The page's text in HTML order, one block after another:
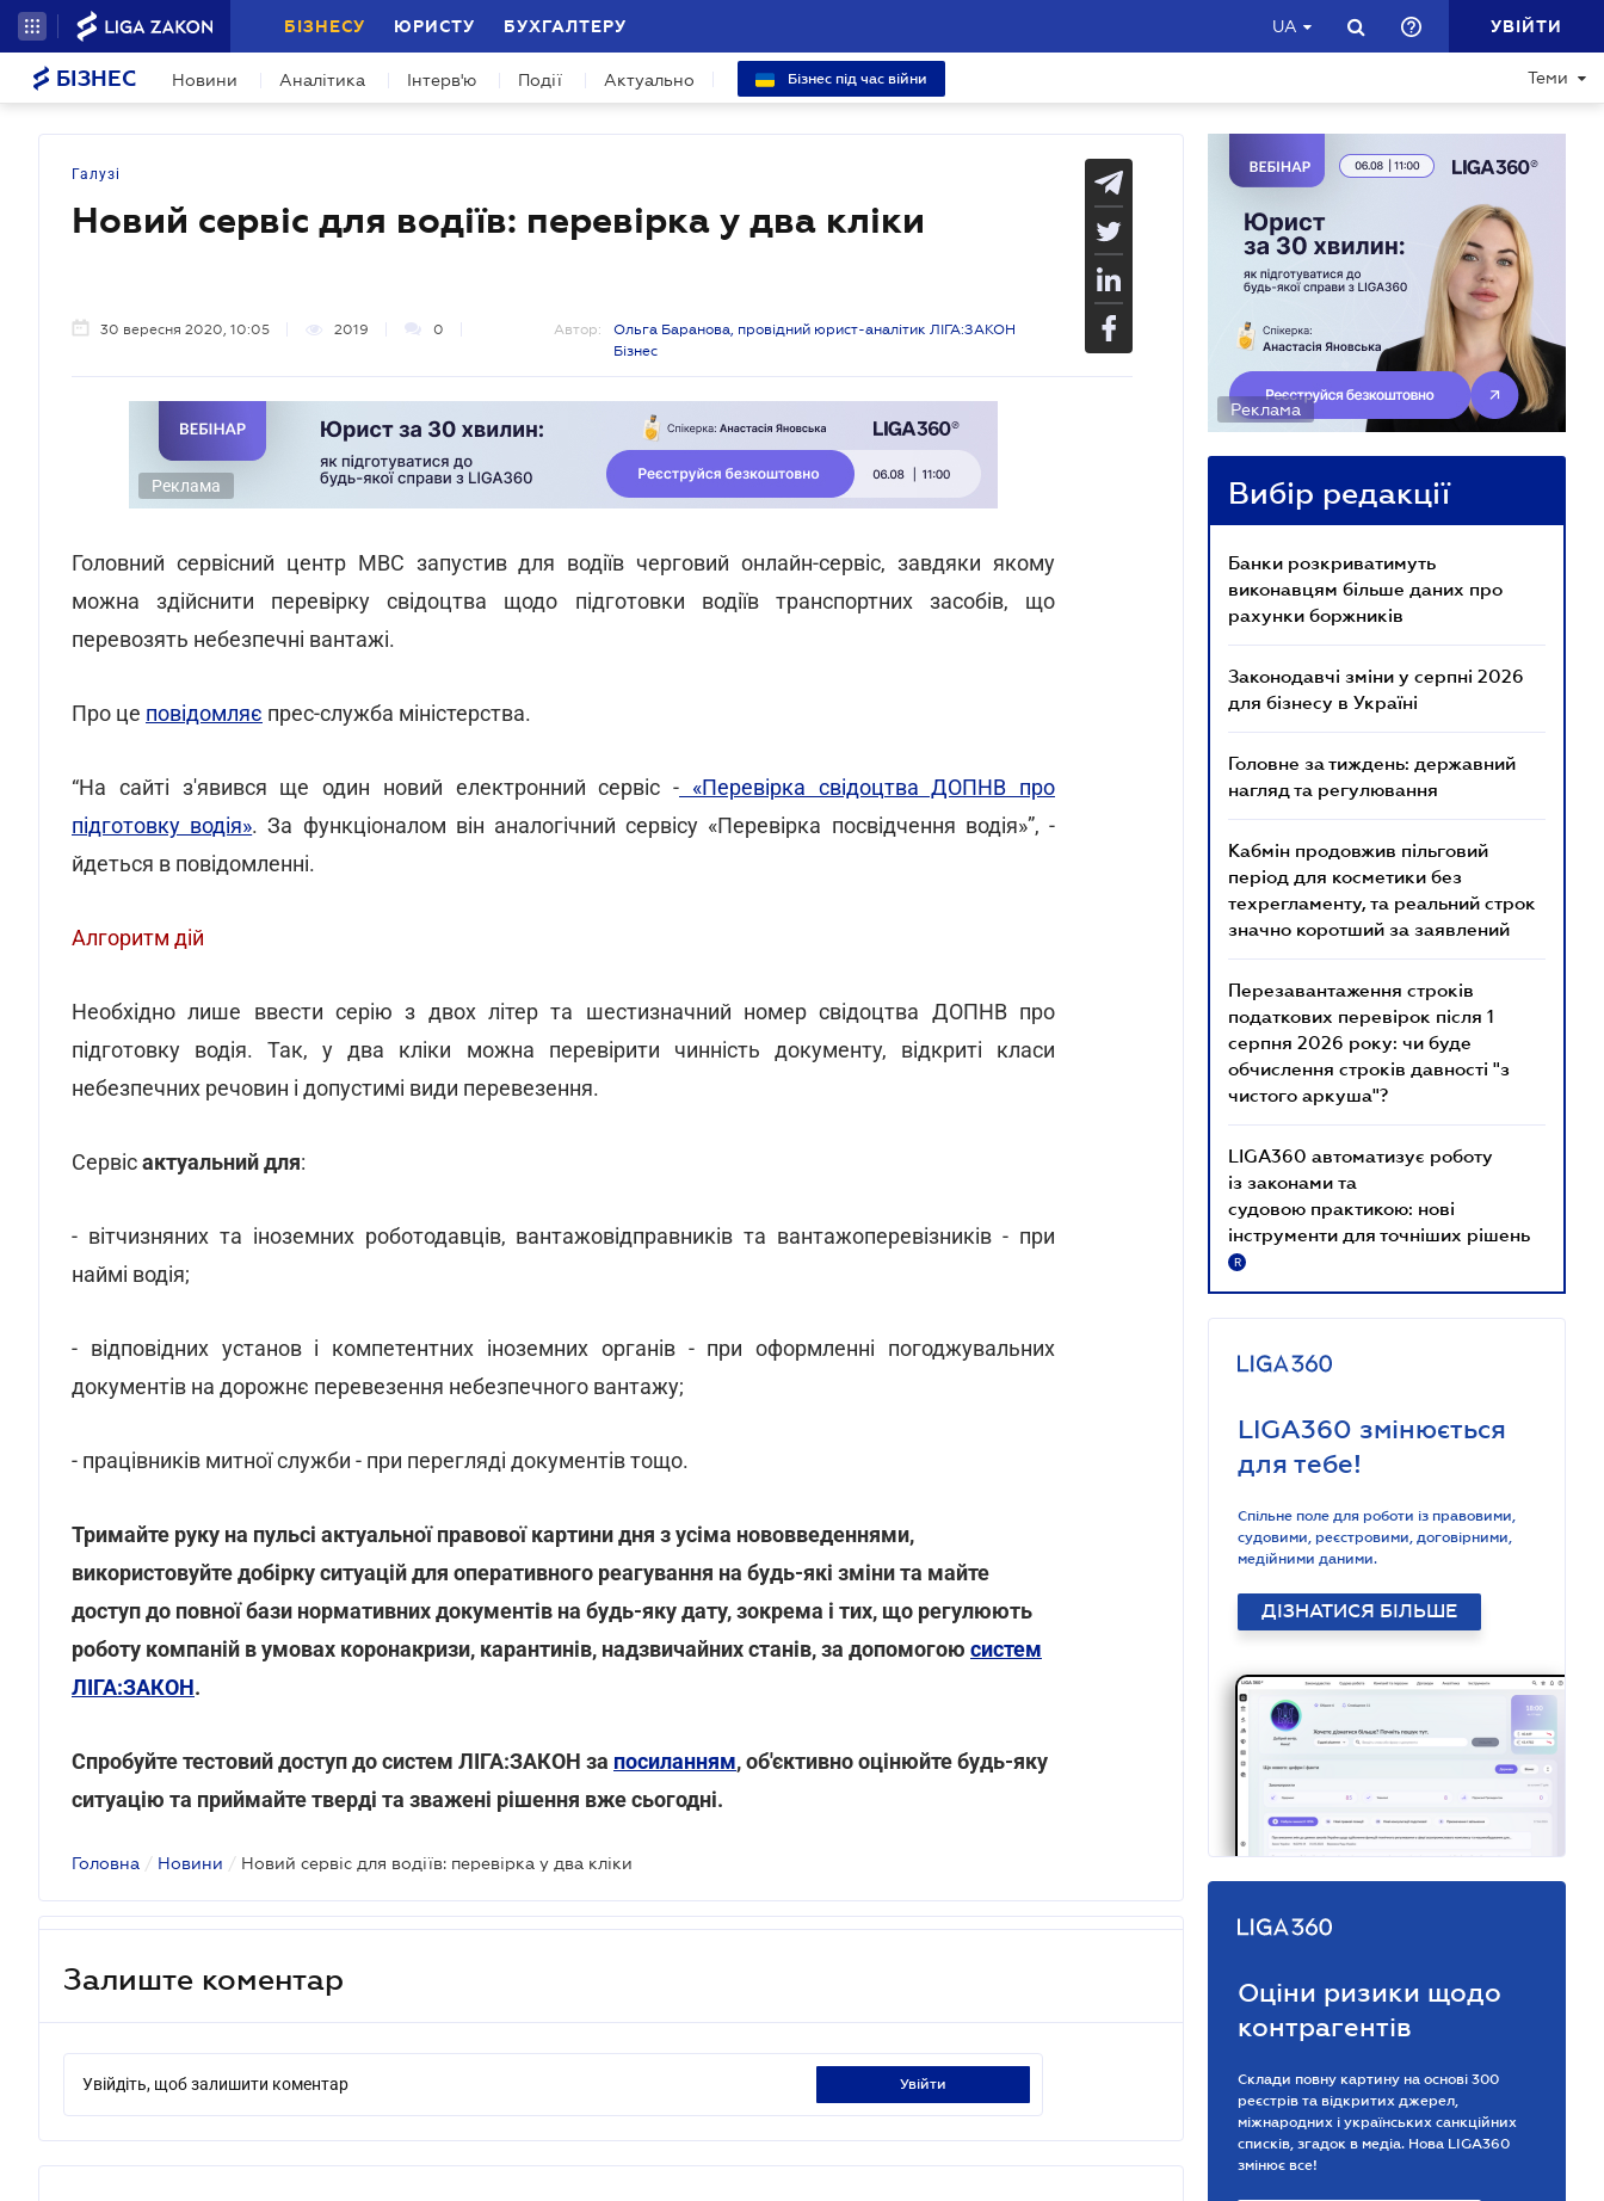
БІЗНЕСУ ЮРИСТУ БУХГАЛТЕРУ UA УВІЙТИ
БІЗНЕС Новини Аналітика Інтерв'ю Події Актуально Бізнес під час війни Теми
Галузі
Новий сервіс для водіїв: перевірка у два кліки
30 вересня 2020, 10:05 2019 0 Автор:
Ольга Баранова, провідний юрист-аналітик ЛІГА:ЗАКОН
Бізнес
Реклама
Головний сервісний центр МВС запустив для водіїв черговий онлайн-сервіс, завдяки якому
можна здійснити перевірку свідоцтва щодо підготовки водіїв транспортних засобів, що
перевозять небезпечні вантажі.
Про це повідомляє прес-служба міністерства.
“На сайті з'явився ще один новий електронний сервіс - «Перевірка свідоцтва ДОПНВ про
підготовку водія». За функціоналом він аналогічний сервісу «Перевірка посвідчення водія»”, -
йдеться в повідомленні.
Алгоритм дій
Необхідно лише ввести серію з двох літер та шестизначний номер свідоцтва ДОПНВ про
підготовку водія. Так, у два кліки можна перевірити чинність документу, відкриті класи
небезпечних речовин і допустимі види перевезення.
Сервісактуальний для:
- вітчизняних та іноземних роботодавців, вантажовідправників та вантажоперевізників - при
наймі водія;
- відповідних установ і компетентних іноземних органів - при оформленні погоджувальних
документів на дорожнє перевезення небезпечного вантажу;
- працівників митної служби - при перегляді документів тощо.
Тримайте руку на пульсі актуальної правової картини дня з усіма нововведеннями,
використовуйте добірку ситуацій для оперативного реагування на будь-які зміни та майте
доступ до повної бази нормативних документів на будь-яку дату, зокрема і тих, що регулюють
роботу компаній в умовах коронакризи, карантинів, надзвичайних станів, за допомогою систем
ЛІГА:ЗАКОН.
Спробуйте тестовий доступ до систем ЛІГА:ЗАКОН за посиланням, об'єктивно оцінюйте будь-яку
ситуацію та приймайте тверді та зважені рішення вже сьогодні.
Головна / Новини / Новий сервіс для водіїв: перевірка у два кліки
Залиште коментар
Увійдіть, щоб залишити коментар увійти
Реклама
Вибір редакції
Банки розкриватимуть
виконавцям більше даних про
рахунки боржників
Законодавчі зміни у серпні 2026
для бізнесу в Україні
Головне за тиждень: державний
нагляд та регулювання
Кабмін продовжив пільговий
період для косметики без
техрегламенту, та реальний строк
значно коротший за заявлений
Перезавантаження строків
податкових перевірок після 1
серпня 2026 року: чи буде
обчислення строків давності "з
чистого аркуша"?
LIGA360 автоматизує роботу
із законами та
судовою практикою: нові
інструменти для точніших рішень
R
LIGA360 змінюється
для тебе!
Спільне поле для роботи із правовими,
судовими, реєстровими, договірними,
медійними даними.
ДІЗНАТИСЯ БІЛЬШЕ
Оціни ризики щодо
контрагентів
Склади повну картину на основі 300
реєстрів та відкритих джерел,
міжнародних і українських санкційних
списків, згадок в медіа. Нова LIGA360
змінює все!